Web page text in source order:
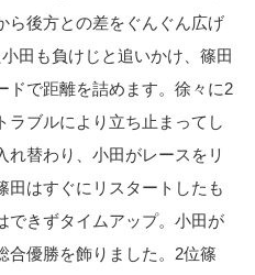
ら後方との差をぐんぐん広げ
田も負けじと追いかけ、篠田
ドで距離を詰めます。徐々に2
ラブルにより立ち止まってし
れ替わり、小田がレースをリ
田はすぐにリスタートしたも
できずタイムアップ。小田が
合優勝を飾りました。2位篠